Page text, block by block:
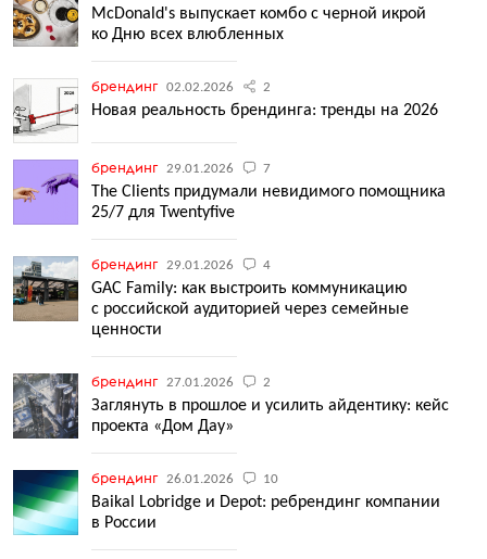
McDonald's выпускает комбо с черной икрой
ко Дню всех влюбленных
брендинг 02.02.2026 2
Новая реальность брендинга: тренды на 2026
брендинг 29.01.2026 7
The Clients придумали невидимого помощника
25/7 для Twentyfive
брендинг 29.01.2026 4
GAC Family: как выстроить коммуникацию
с российской аудиторией через семейные
ценности
брендинг 27.01.2026 2
Заглянуть в прошлое и усилить айдентику: кейс
проекта «Дом Дау»
брендинг 26.01.2026 10
Baikal Lobridge и Depot: ребрендинг компании
в России